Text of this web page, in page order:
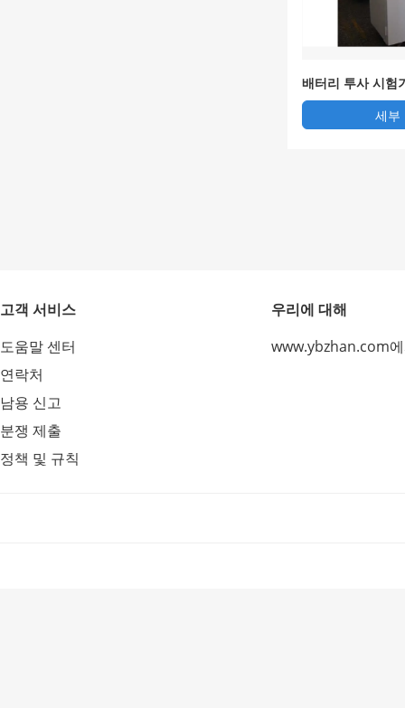
배터리 투사 시험
세부
고객 서비스
도움말 센터
연락처
남용 신고
분쟁 제출
정책 및 규칙
우리에 대해
www.ybzhan.com